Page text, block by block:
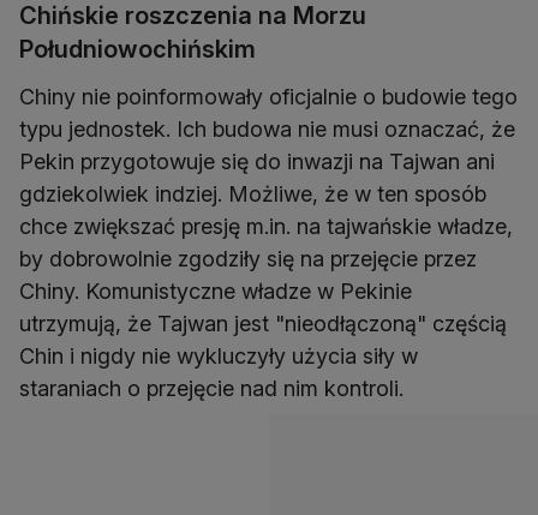
Chińskie roszczenia na Morzu
Południowochińskim
Chiny nie poinformowały oficjalnie o budowie tego
typu jednostek. Ich budowa nie musi oznaczać, że
Pekin przygotowuje się do inwazji na Tajwan ani
gdziekolwiek indziej. Możliwe, że w ten sposób
chce zwiększać presję m.in. na tajwańskie władze,
by dobrowolnie zgodziły się na przejęcie przez
Chiny. Komunistyczne władze w Pekinie
utrzymują, że Tajwan jest "nieodłączoną" częścią
Chin i nigdy nie wykluczyły użycia siły w
staraniach o przejęcie nad nim kontroli.